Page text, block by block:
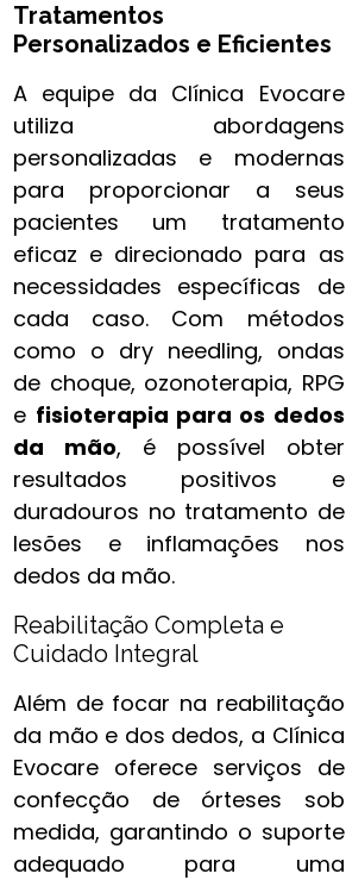
Tratamentos
Personalizados e Eficientes
A equipe da Clínica Evocare
utiliza abordagens
personalizadas e modernas
para proporcionar a seus
pacientes um tratamento
eficaz e direcionado para as
necessidades específicas de
cada caso. Com métodos
como o dry needling, ondas
de choque, ozonoterapia, RPG
e fisioterapia para os dedos
da mão​, é possível obter
resultados positivos e
duradouros no tratamento de
lesões e inflamações nos
dedos da mão.
Reabilitação Completa e
Cuidado Integral
Além de focar na reabilitação
da mão e dos dedos, a Clínica
Evocare oferece serviços de
confecção de órteses sob
medida, garantindo o suporte
adequado para uma